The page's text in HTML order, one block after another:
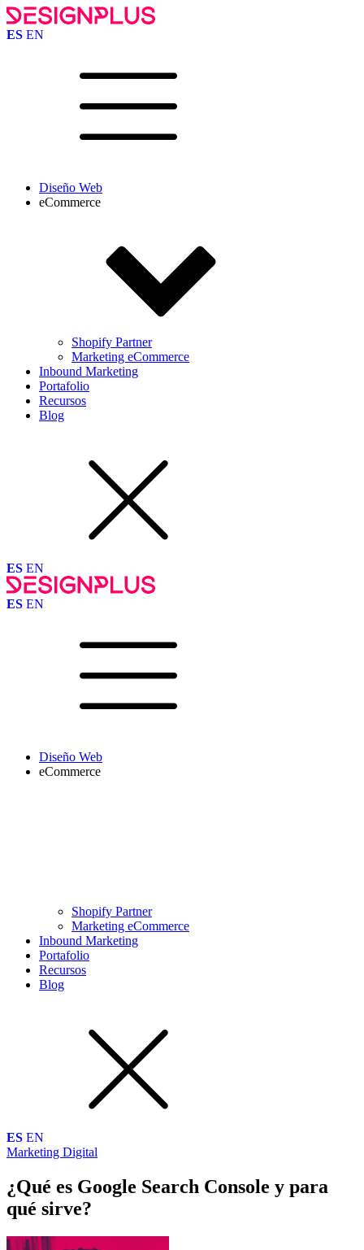
ES EN
Diseño Web
eCommerce
Shopify Partner
Marketing eCommerce
Inbound Marketing
Portafolio
Recursos
Blog
ES EN
ES EN
Diseño Web
eCommerce
Shopify Partner
Marketing eCommerce
Inbound Marketing
Portafolio
Recursos
Blog
ES EN
Marketing Digital
¿Qué es Google Search Console y para
qué sirve?